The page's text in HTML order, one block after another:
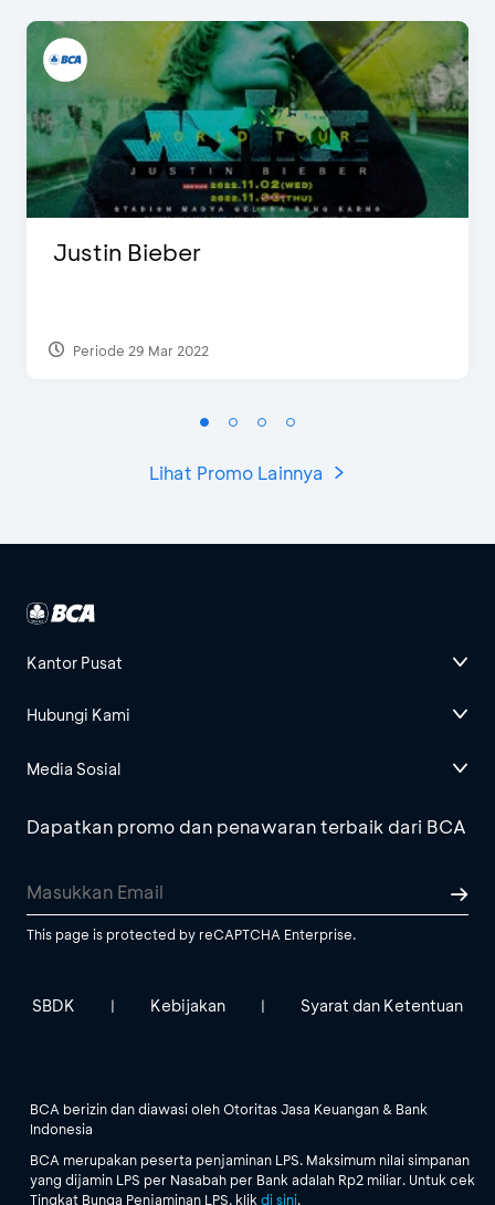
Justin Bieber
Periode 29 Mar 2022
Lihat Promo Lainnya
Kantor Pusat
Hubungi Kami
Media Sosial
Dapatkan promo dan penawaran terbaik dari BCA
This page is protected by reCAPTCHA Enterprise.
SBDK | Kebijakan | Syarat dan Ketentuan
BCA berizin dan diawasi oleh Otoritas Jasa Keuangan & Bank
Indonesia
BCA merupakan peserta penjaminan LPS. Maksimum nilai simpanan
yang dijamin LPS per Nasabah per Bank adalah Rp2 miliar. Untuk cek
Tingkat Bunga Penjaminan LPS, klik di sini.